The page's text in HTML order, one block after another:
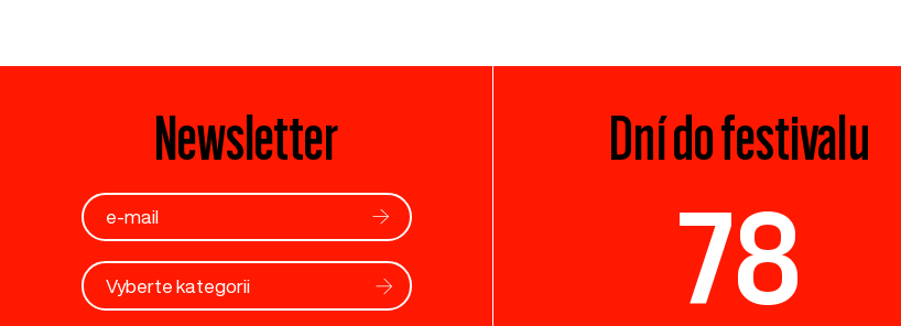
Newsletter
Vyberte kategorii
Dní do festivalu
78